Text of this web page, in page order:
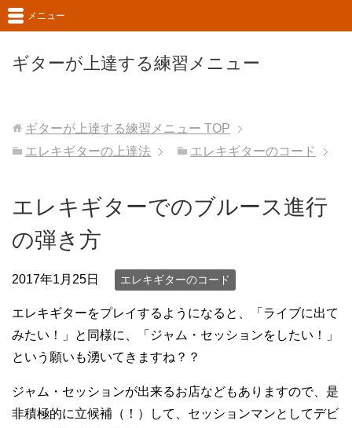
ギターが上達する練習メニュー
メニュー
ギターが上達する練習メニュー TOP
エレキギターの上達法
エレキギターのコード
エレキギターでのブルース進行
の弾き方
2017年1月25日 エレキギターのコード
エレキギターをプレイするようになると、「ライブに出て
みたい！」と同様に、「ジャム・セッションをしたい！」
という願いも湧いてきますね？？
ジャム・セッションが出来るお店などもありますので、是
非積極的に立候補（！）して、セッションマンとしてデビ